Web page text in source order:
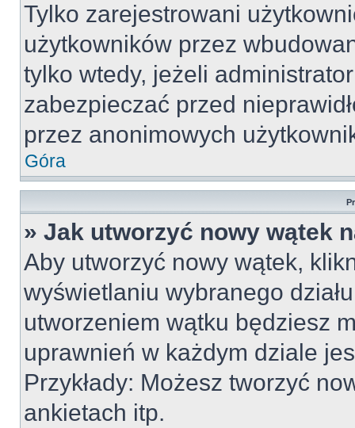
Tylko zarejestrowani
użytkowników przez
tylko wtedy, jeżeli
zabezpieczać przed
przez anonimowych
Góra
» Jak utworzyć nowy wątek
Aby utworzyć nowy wątek,
wyświetlaniu wybranego
utworzeniem wątku będziesz
uprawnień w każdym dziale
Przykłady: Możesz tworzyć
ankietach itp.